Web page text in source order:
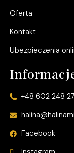
Oferta
Kontakt
Ubezpieczenia
+48 602 248
Facebook